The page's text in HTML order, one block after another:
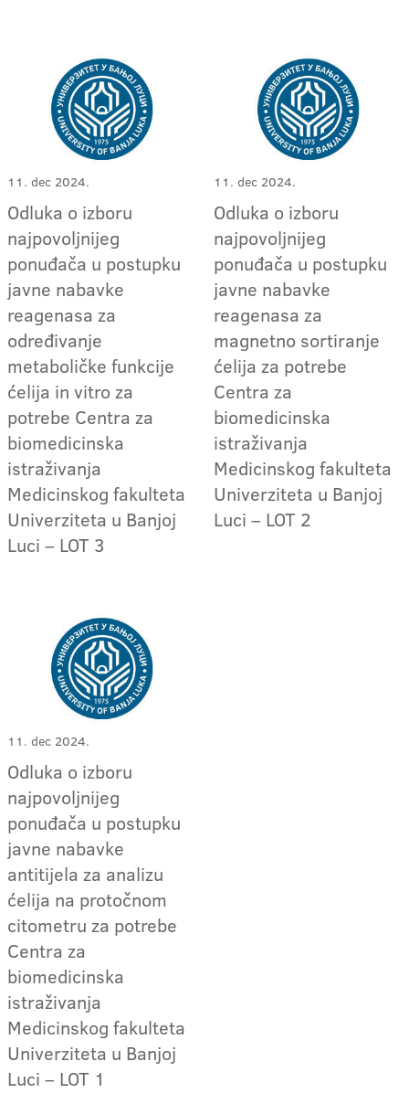
11. dec 2024.
Odluka o izboru
najpovoljnijeg
ponuđača u postupku
javne nabavke
reagenasa za
određivanje
metaboličke funkcije
ćelija in vitro za
potrebe Centra za
biomedicinska
istraživanja
Medicinskog fakulteta
Univerziteta u Banjoj
Luci – LOT 3
11. dec 2024.
Odluka o izboru
najpovoljnijeg
ponuđača u postupku
javne nabavke
reagenasa za
magnetno sortiranje
ćelija za potrebe
Centra za
biomedicinska
istraživanja
Medicinskog fakulteta
Univerziteta u Banjoj
Luci – LOT 2
11. dec 2024.
Odluka o izboru
najpovoljnijeg
ponuđača u postupku
javne nabavke
antitijela za analizu
ćelija na protočnom
citometru za potrebe
Centra za
biomedicinska
istraživanja
Medicinskog fakulteta
Univerziteta u Banjoj
Luci – LOT 1